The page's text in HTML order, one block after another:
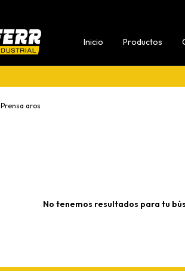
Inicio Productos
Prensa aros
No tenemos resultados para tu